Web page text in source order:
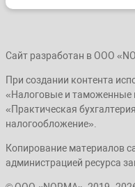
Сайт разработан в ООО
При создании контента
«Налоговые и таможенные
«Практическая
налогообложение».
Копирование материалов
администрацией ресурса